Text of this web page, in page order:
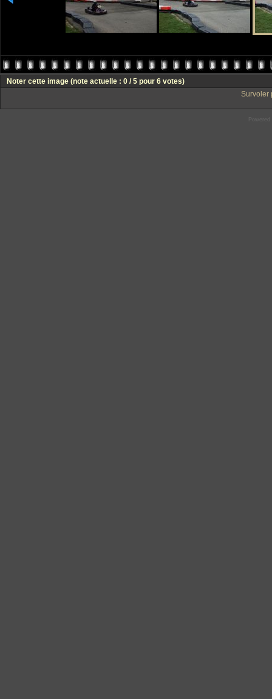
Noter cette image (note actuelle : 0 / 5 pour 6 votes)
Survoler